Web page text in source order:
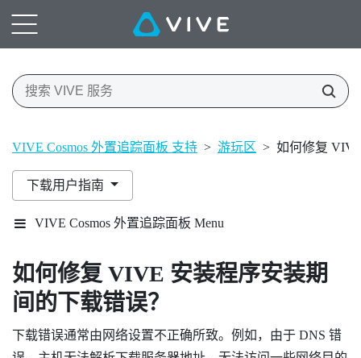
VIVE Cosmos 外置追踪面板 支持 > 游玩区 > 如何修复
下载用户指南
VIVE Cosmos 外置追踪面板 Menu
如何修复 VIVE 安装程序安装期
间的下载错误？
下载错误通常由网络设置不正确所致。例如，由于 DNS 错